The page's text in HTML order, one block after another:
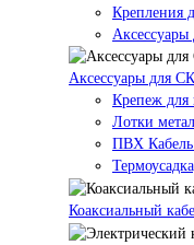
Крепления
Аксессуары
Аксессуары для
Крепеж для
Лотки
ПВХ Кабель
Коаксиальный